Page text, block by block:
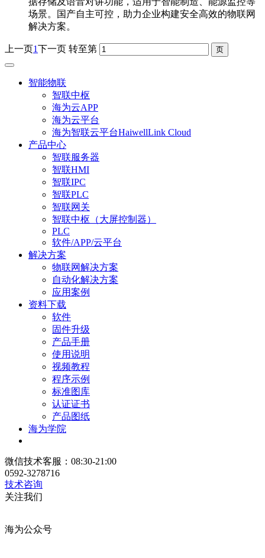
场景。国产自主可控，助力企业构建安全高效的物联网
解决方案。
上一页1下一页 转至第
智能物联
智联中枢
海为云APP
海为云平台
海为智联云平台HaiwellLink Cloud
产品中心
智联服务器
智联HMI
智联IPC
智联PLC
智联网关
智联中枢（大屏控制器）
PLC
软件/APP/云平台
解决方案
物联网解决方案
自动化解决方案
应用案例
资料下载
软件
固件升级
产品手册
使用说明
视频教程
程序示例
标准图库
认证证书
产品图纸
海为学院
微信技术客服：08:30-21:00
0592-3278716
技术咨询
关注我们
海为公众号